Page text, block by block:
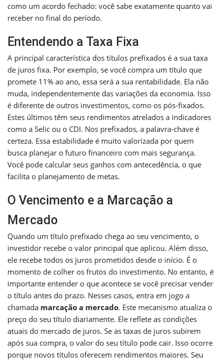
como um acordo fechado: você sabe exatamente quanto vai
receber no final do período.
Entendendo a Taxa Fixa
A principal característica dos títulos prefixados é a sua taxa
de juros fixa. Por exemplo, se você compra um título que
promete 11% ao ano, essa será a sua rentabilidade. Ela não
muda, independentemente das variações da economia. Isso
é diferente de outros investimentos, como os pós-fixados.
Estes últimos têm seus rendimentos atrelados a indicadores
como a Selic ou o CDI. Nos prefixados, a palavra-chave é
certeza. Essa estabilidade é muito valorizada por quem
busca planejar o futuro financeiro com mais segurança.
Você pode calcular seus ganhos com antecedência, o que
facilita o planejamento de metas.
O Vencimento e a Marcação a
Mercado
Quando um título prefixado chega ao seu vencimento, o
investidor recebe o valor principal que aplicou. Além disso,
ele recebe todos os juros prometidos desde o início. É o
momento de colher os frutos do investimento. No entanto, é
importante entender o que acontece se você precisar vender
o título antes do prazo. Nesses casos, entra em jogo a
chamada marcação a mercado. Este mecanismo atualiza o
preço do seu título diariamente. Ele reflete as condições
atuais do mercado de juros. Se as taxas de juros subirem
após sua compra, o valor do seu título pode cair. Isso ocorre
porque novos títulos oferecem rendimentos maiores. Seu